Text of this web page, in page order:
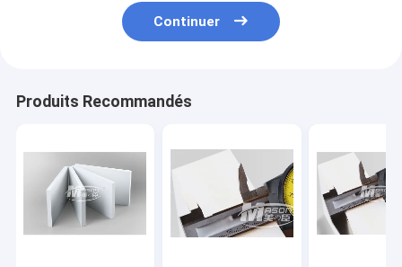
Continuer
Produits Recommandés